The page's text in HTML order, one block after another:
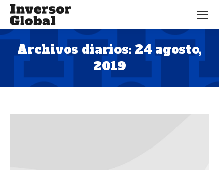
Archivos diarios: 24 agosto,
2019
Estás aquí: